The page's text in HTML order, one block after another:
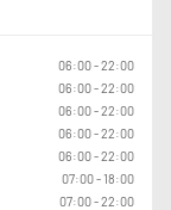
06:00 - 22:00
06:00 - 22:00
06:00 - 22:00
06:00 - 22:00
06:00 - 22:00
07:00 - 18:00
07:00 - 22:00